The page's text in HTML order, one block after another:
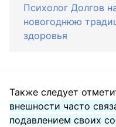
Психолог Долгов
новогоднюю
здоровья
Также следует
внешности часто
подавлением своих